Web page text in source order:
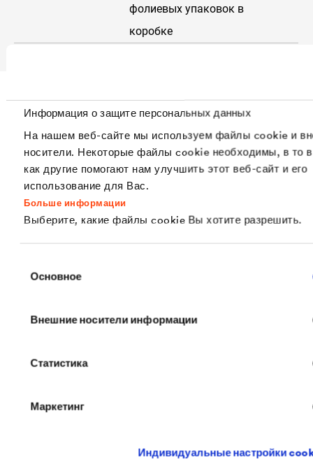
Информация о защите персональных данных
На нашем веб-сайте мы используем файлы cookie и
носители. Некоторые файлы cookie необходимы, в то
как другие помогают нам улучшить этот веб-сайт и его
использование для Вас.
Больше информации
Выберите, какие файлы cookie Вы хотите разрешить.
согласия
Основное
Внешние носители информации
Статистика
Маркетинг
Индивидуальные настройки
фолиевых упаковок в
коробке
Загрузки